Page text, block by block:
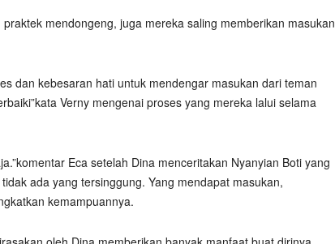
mendongeng, juga mereka saling memberikan masukan
dan kebesaran hati untuk mendengar masukan dari teman
Verny mengenai proses yang mereka lalui selama
Eca setelah Dina menceritakan Nyanyian Boti yang
ada yang tersinggung. Yang mendapat masukan,
kemampuannya.